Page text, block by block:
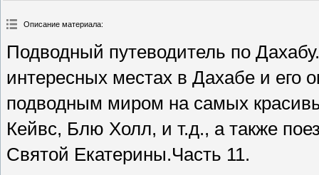
Описание материала:
Подводный путеводитель по
интересных местах в Дахабе и его
подводным миром на самых
Кейвс, Блю Холл, и т.д., а также
Святой Екатерины.Часть 11.